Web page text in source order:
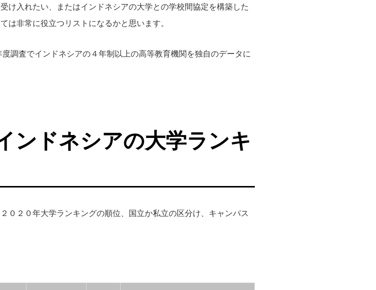
け入れたい、またはインドネシアの大学との学校間協定を構築した
は非常に役立つリストになるかと思います。
調査でインドネシアの４年制以上の高等教育機関を独自のデータに
ンドネシアの大学ランキ
０２０年大学ランキングの順位、国立か私立の区分け、キャンパス